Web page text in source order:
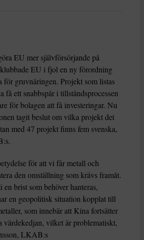
EU mer självförsörjande på
EU i fjol en ny förordning
för gruvnäringen. Projekt som listas
få ett snabbspår i tillståndsprocessen
för bolagen att få investeringar. Nu
tagit beslut om vilka projekt det
med 47 projekt finns fem svenska,
för att vi får metall och
den omställning som krävs framåt.
brist som behöver hanteras,
en geopolitisk situation kopplat till
som innebär att Kina fortsätter
värdekedjan, vilket är problematiskt,
LKAB:s